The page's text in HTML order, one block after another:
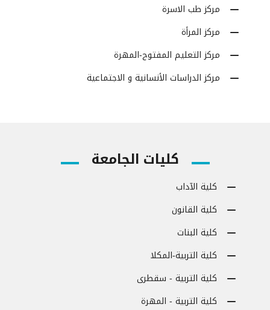
مركز طب الاسرة
مركز المرأة
مركز التعليم المفتوح-المهرة
مركز الدراسات الأنسانية و الاجتماعية
كليات الجامعة
كلية الآداب
كلية القانون
كلية البنات
كلية التربية-المكلا
كلية التربية - سقطرى
كلية التربية - المهرة